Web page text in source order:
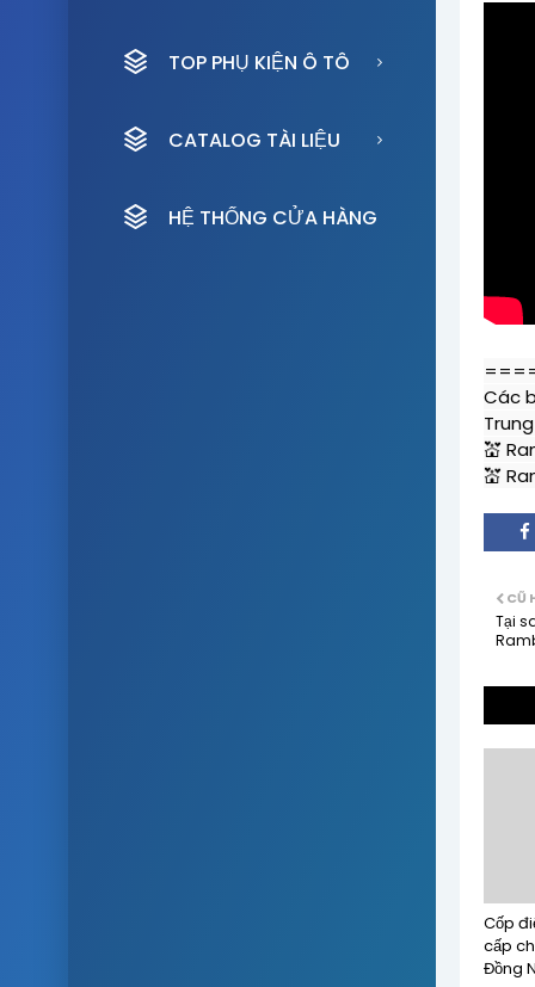
TOP PHỤ KIỆN Ô TÔ
CATALOG TÀI LIỆU
HỆ THỐNG CỬA HÀNG
Các
💒
💒
CŨ
Tại
Cốp
cấp
Đồng